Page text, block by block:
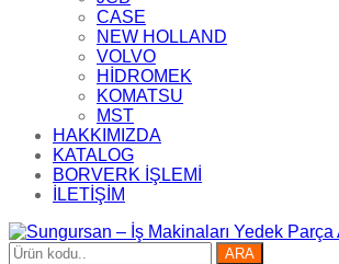
CASE
NEW HOLLAND
VOLVO
HİDROMEK
KOMATSU
MST
HAKKIMIZDA
KATALOG
BORVERK İŞLEMİ
İLETİŞİM
ARA